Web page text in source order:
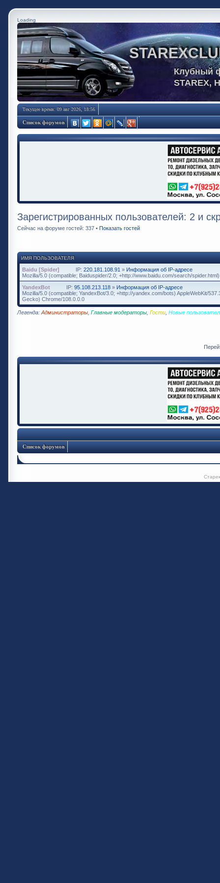
Loading
Клубный
STAREX,
Текущее время: 09 авг 2026, 18:56
Список форумов
Зарегистрированных пользователей: 2 и
Сейчас на форуме гостей: 337 • Показать гостей
ИМЯ ПОЛЬЗОВАТЕЛЯ
Baidu [Spider] IP: 220.181.108.91 » Информация об IP-адресе
Mozilla/5.0 (compatible; Baiduspider/2.0; +http://www.baidu.com/search/spider.html)
YandexBot
IP: 95.108.213.118 » Информация об IP-адресе
Mozilla/5.0 (compatible; YandexBot/3.0; +http://yandex.com/bots) AppleWebKit/
Gecko) Chrome/108.0.0.0
Легенда: Администраторы Главные модераторы Гости Новые
Список форумов